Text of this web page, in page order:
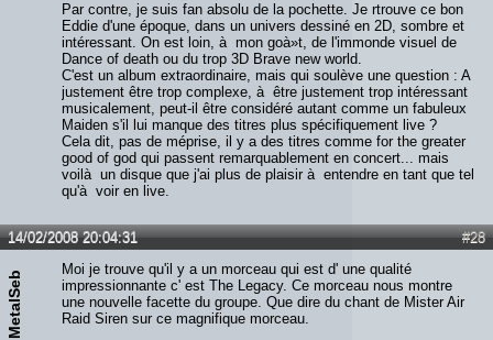
Par contre, je suis fan absolu de la pochette. Je rtrouve ce bon
Eddie d'une époque, dans un univers dessiné en 2D, sombre et
intéressant. On est loin, à mon goà»t, de l'immonde visuel de
Dance of death ou du trop 3D Brave new world.
C'est un album extraordinaire, mais qui soulève une question : A
justement être trop complexe, à être justement trop intéressant
musicalement, peut-il être considéré autant comme un fabuleux
Maiden s'il lui manque des titres plus spécifiquement live ?
Cela dit, pas de méprise, il y a des titres comme for the greater
good of god qui passent remarquablement en concert... mais
voilà un disque que j'ai plus de plaisir à entendre en tant que tel
qu'à voir en live.
#28
14/02/2008 20:04:31
MetalSeb
Moi je trouve qu'il y a un morceau qui est d' une qualité
impressionnante c' est The Legacy. Ce morceau nous montre
une nouvelle facette du groupe. Que dire du chant de Mister Air
Raid Siren sur ce magnifique morceau.